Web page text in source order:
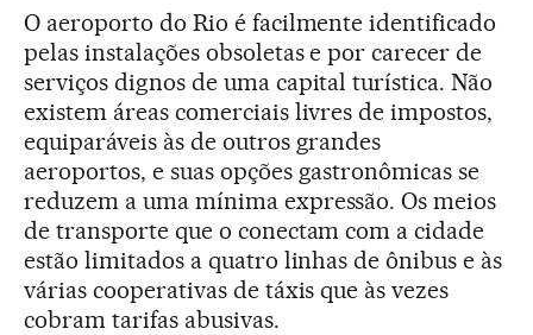
O aeroporto do Rio é facilmente identificado
pelas instalações obsoletas e por carecer de
serviços dignos de uma capital turística. Não
existem áreas comerciais livres de impostos,
equiparáveis às de outros grandes
aeroportos, e suas opções gastronômicas se
reduzem a uma mínima expressão. Os meios
de transporte que o conectam com a cidade
estão limitados a quatro linhas de ônibus e às
várias cooperativas de táxis que às vezes
cobram tarifas abusivas.